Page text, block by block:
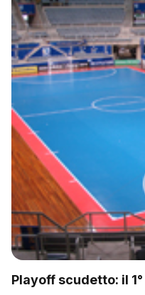
Playoff scudetto: il